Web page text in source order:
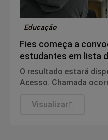
Educação
Fies começa a
estudantes em lista
O resultado estará
Acesso. Chamada
Visualizar